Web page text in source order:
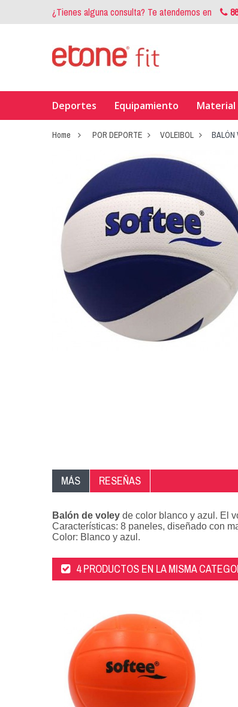
¿Tienes alguna consulta? Te atendemos en
Deportes Equipamiento Material
Home POR DEPORTE VOLEIBOL BALÓN
MÁS RESEÑAS
Balón de voley de color blanco y azul. El
Características: 8 paneles, diseñado con
Color: Blanco y azul.
4 PRODUCTOS EN LA MISMA